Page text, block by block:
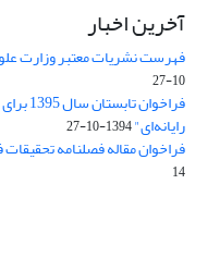
آخرین اخبار
فهرست نشریات معتبر وزارت علوم،
10-27
رایانه‌ای"1394-10-27
فراخوان مقاله فصلنامه تحقیقات
14